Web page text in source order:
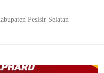
Pesisir Selatan